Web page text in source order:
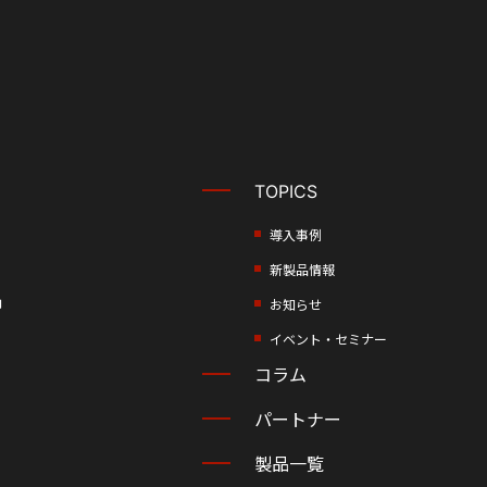
TOPICS
導入事例
新製品情報
お知らせ
イベント・セミナー
コラム
パートナー
製品一覧